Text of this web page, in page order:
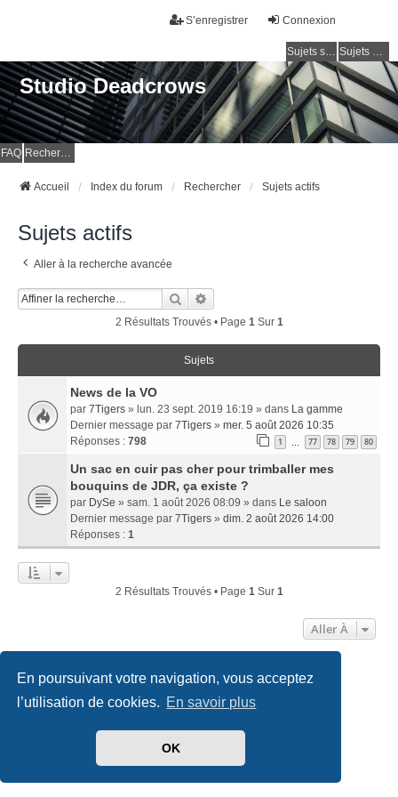
En poursuivant votre navigation, vous acceptez
l’utilisation de cookies. En savoir plus
OK
Connexion
S’enregistrer
Sujets sans réponse Sujets actifs
Studio Deadcrows
FAQ Rechercher
Accueil Index du forum Rechercher Sujets actifs
Sujets actifs
Aller à la recherche avancée
Rechercher
2 Résultats Trouvés • Page 1Sur 1
Sujets
News de la VO
par 7Tigers » lun. 23 sept. 2019 16:19 » dans La gamme
Dernier message par 7Tigers » mer. 5 août 2026 10:35
Réponses : 798 1 77 78 79 80
Un sac en cuir pas cher pour trimballer mes
bouquins de JDR, ça existe ?
par DySe » sam. 1 août 2026 08:09 » dans Le saloon
Dernier message par 7Tigers » dim. 2 août 2026 14:00
Réponses : 1
2 Résultats Trouvés • Page 1Sur 1
Aller À
Accueil Index du forum Nous contacter
phpBB-fr.com
created by INVENTEA & v12mike
Conditions